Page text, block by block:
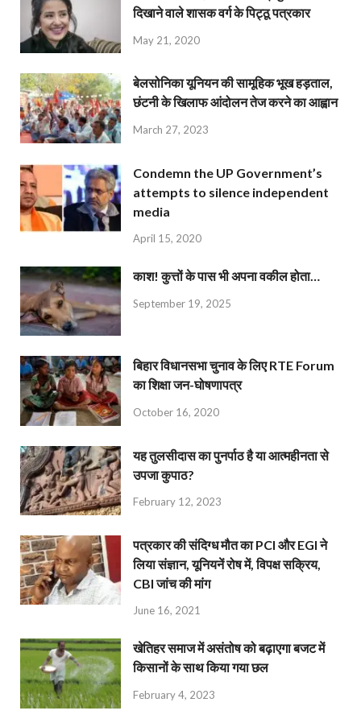
दिखाने वाले शासक वर्ग के पिट्ठू पत्रकार
May 21, 2020
बेलसोनिका यूनियन की सामूहिक भूख हड़ताल,
छंटनी के खिलाफ आंदोलन तेज करने का आह्वान
March 27, 2023
Condemn the UP Government’s
attempts to silence independent
media
April 15, 2020
काश! कुत्तों के पास भी अपना वकील होता…
September 19, 2025
बिहार विधानसभा चुनाव के लिए RTE Forum
का शिक्षा जन-घोषणापत्र
October 16, 2020
यह तुलसीदास का पुनर्पाठ है या आत्महीनता से
उपजा कुपाठ?
February 12, 2023
पत्रकार की संदिग्ध मौत का PCI और EGI ने
लिया संज्ञान, यूनियनें रोष में, विपक्ष सक्रिय,
CBI जांच की मांग
June 16, 2021
खेतिहर समाज में असंतोष को बढ़ाएगा बजट में
किसानों के साथ किया गया छल
February 4, 2023